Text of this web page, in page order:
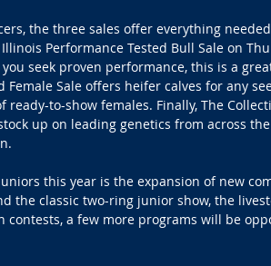
the three sales offer everything
Performance Tested Bull Sale on
seek proven performance, this is a
Female Sale offers heifer calves for any
ready-to-show females. Finally, The
up on leading genetics from across
this year is the expansion of new
the classic two-ring junior show, the
contests, a few more programs will be